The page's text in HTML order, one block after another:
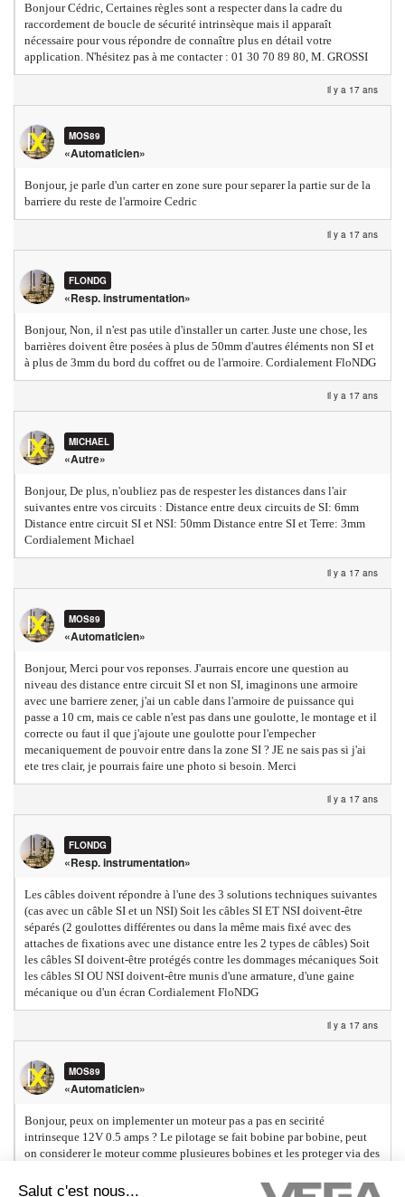
Bonjour Cédric, Certaines règles sont a respecter dans la cadre du
raccordement de boucle de sécurité intrinsèque mais il apparaît
nécessaire pour vous répondre de connaître plus en détail votre
application. N'hésitez pas à me contacter : 01 30 70 89 80, M. GROSSI
il y a 17 ans
MOS89
«Automaticien»
Bonjour, je parle d'un carter en zone sure pour separer la partie sur de la
barriere du reste de l'armoire Cedric
il y a 17 ans
FLONDG
«Resp. instrumentation»
Bonjour, Non, il n'est pas utile d'installer un carter. Juste une chose, les
barrières doivent être posées à plus de 50mm d'autres éléments non SI et
à plus de 3mm du bord du coffret ou de l'armoire. Cordialement FloNDG
il y a 17 ans
MICHAEL
«Autre»
Bonjour, De plus, n'oubliez pas de respester les distances dans l'air
suivantes entre vos circuits : Distance entre deux circuits de SI: 6mm
Distance entre circuit SI et NSI: 50mm Distance entre SI et Terre: 3mm
Cordialement Michael
il y a 17 ans
MOS89
«Automaticien»
Bonjour, Merci pour vos reponses. J'aurrais encore une question au
niveau des distance entre circuit SI et non SI, imaginons une armoire
avec une barriere zener, j'ai un cable dans l'armoire de puissance qui
passe a 10 cm, mais ce cable n'est pas dans une goulotte, le montage et il
correcte ou faut il que j'ajoute une goulotte pour l'empecher
mecaniquement de pouvoir entre dans la zone SI ? JE ne sais pas si j'ai
ete tres clair, je pourrais faire une photo si besoin. Merci
il y a 17 ans
FLONDG
«Resp. instrumentation»
Les câbles doivent répondre à l'une des 3 solutions techniques suivantes
(cas avec un câble SI et un NSI) Soit les câbles SI ET NSI doivent-être
séparés (2 goulottes différentes ou dans la même mais fixé avec des
attaches de fixations avec une distance entre les 2 types de câbles) Soit
les câbles SI doivent-être protégés contre les dommages mécaniques Soit
les câbles SI OU NSI doivent-être munis d'une armature, d'une gaine
mécanique ou d'un écran Cordialement FloNDG
il y a 17 ans
MOS89
«Automaticien»
Bonjour, peux on implementer un moteur pas a pas en secirité
intrinseque 12V 0.5 amps ? Le pilotage se fait bobine par bobine, peut
on considerer le moteur comme plusieures bobines et les proteger via des